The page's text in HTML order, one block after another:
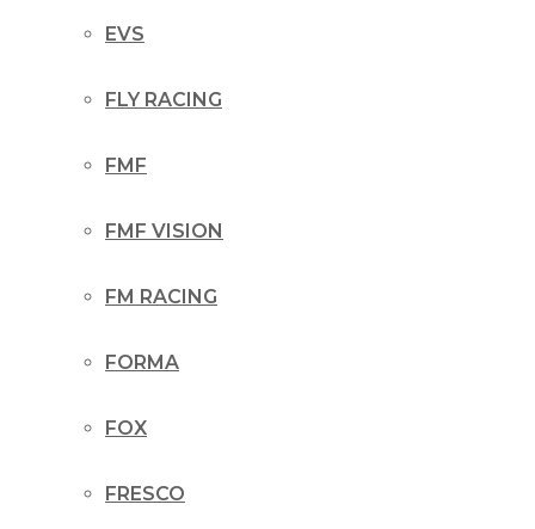
EVS
FLY RACING
FMF
FMF VISION
FM RACING
FORMA
FOX
FRESCO